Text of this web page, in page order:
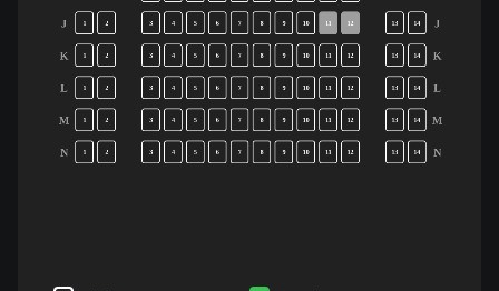
J
K
L
M
N
J
K
L
M
N
1 2 3 4 5 6 7 8 9 10 11 12 13 14
1 2 3 4 5 6 7 8 9 10 11 12 13 14
1 2 3 4 5 6 7 8 9 10 11 12 13 14
1 2 3 4 5 6 7 8 9 10 11 12 13 14
1 2 3 4 5 6 7 8 9 10 11 12 13 14